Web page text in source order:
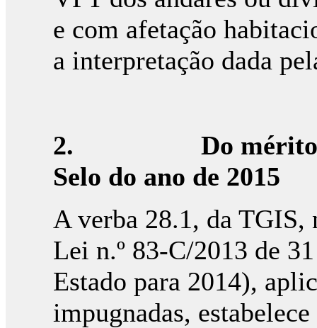
e com afetação
a interpretação dada
2.Do
Selo do ano de 2015
A verba 28.1, da TGIS,
Lei n.º 83-C/2013 de
Estado para 2014),
impugnadas,